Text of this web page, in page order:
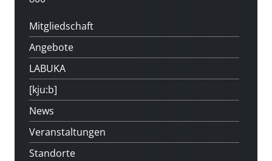
Mitgliedschaft
Angebote
LABUKA
[kju:b]
News
Veranstaltungen
Standorte